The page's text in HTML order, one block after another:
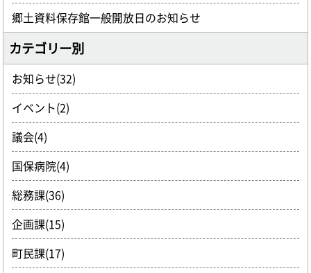
郷土資料保存館一般開放日のお知らせ
カテゴリー別
お知らせ(32)
イベント(2)
議会(4)
国保病院(4)
総務課(36)
企画課(15)
町民課(17)